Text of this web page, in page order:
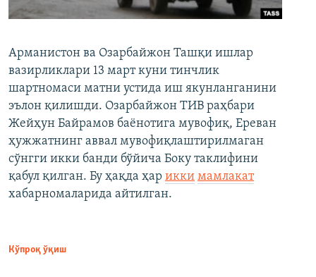
Арманистон ва Озарбайжон Ташқи ишлар
вазирликлари 13 март куни тинчлик
шартномаси матни устида иш якунланганини
эълон қилишди. Озарбайжон ТИВ раҳбари
Жейҳун Байрамов баёнотига мувофиқ, Ереван
ҳужжатнинг аввал мувофиқлаштирилмаган
сўнгги икки банди бўйича Боку таклифини
қабул қилган. Бу ҳақда ҳар икки мамлакат
хабарномаларида айтилган.
Кўпроқ ўқиш